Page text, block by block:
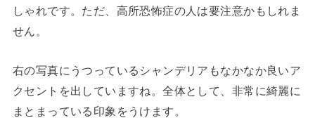
しゃれです。ただ、高所恐怖症の人は要注意かもしれま
せん。
右の写真にうつっているシャンデリアもなかなか良いア
クセントを出していますね。全体として、非常に綺麗に
まとまっている印象をうけます。